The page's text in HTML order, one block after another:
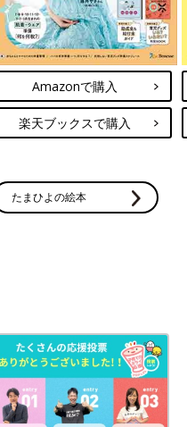
Amazonで購入
楽天ブックスで購入
たまひよの絵本